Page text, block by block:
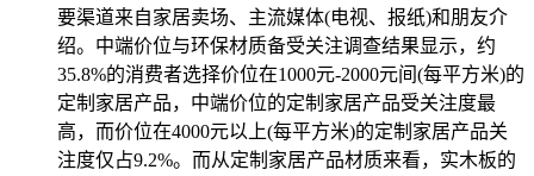
要渠道来自家居卖场、主流媒体(电视、报纸)和朋友介
绍。中端价位与环保材质备受关注调查结果显示，约
35.8%的消费者选择价位在1000元-2000元间(每平方米)的
定制家居产品，中端价位的定制家居产品受关注度最
高，而价位在4000元以上(每平方米)的定制家居产品关
注度仅占9.2%。而从定制家居产品材质来看，实木板的